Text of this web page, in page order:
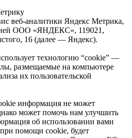
веб-аналитики Яндекс Метрика,
ООО «ЯНДЕКС», 119021,
16 (далее — Яндекс).
технологию “cookie” —
размещаемые на компьютере
их пользовательской
информация не может
может помочь нам улучшить
об использовании вами
помощи cookie, будет